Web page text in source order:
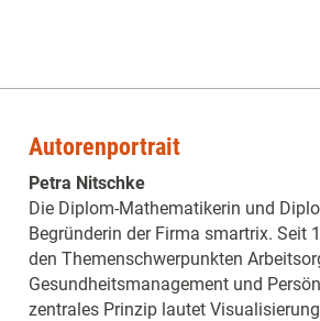
Autorenportrait
Petra Nitschke
Die Diplom-Mathematikerin und
Begründerin der Firma smartrix. Seit
den Themenschwerpunkten
Gesundheitsmanagement und
zentrales Prinzip lautet